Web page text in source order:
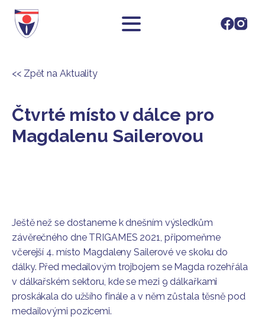
<< Zpět na Aktuality
Čtvrté místo v dálce pro
Magdalenu Sailerovou
Ještě než se dostaneme k dnešním výsledkům
závěrečného dne TRIGAMES 2021, připomeňme
včerejší 4. místo Magdaleny Sailerové ve skoku do
dálky. Před medailovým trojbojem se Magda rozehřála
v dálkařském sektoru, kde se mezi 9 dálkařkami
proskákala do užšího finále a v něm zůstala těsně pod
medailovými pozicemi.